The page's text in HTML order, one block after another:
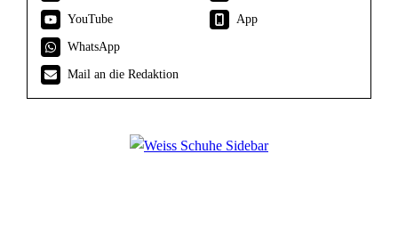
YouTube
App
WhatsApp
Mail an die Redaktion